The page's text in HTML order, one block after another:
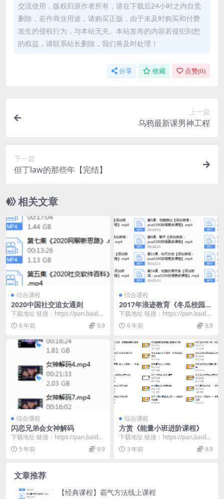
交流使用，版权归原作者所有，请在下载后24小时之内自觉
删除，若作商业用途，请购买正版，由于未及时购买和付费
发生的侵权行为，与本站无关。本站发布的内容若侵犯到您
的权益，请联系站长删除，我们将及时处理！
分享 收藏 点赞(0)
上一篇
乌鸦最新课男神工程
下一篇
但丁law的那些年【完结】
相关文章
综合课程
2020中国社交追女通则
下载地址 链接：https://pan.baidu.
com/s/1HEj7OpS...
6 年前 9.9
综合课程
2017年浪迹教育《冬瓜校园攻
略》
下载地址 链接：https://pan.baidu.
com/s/1bfC4yxa...
6 年前 9.9
综合课程
闪恋兄弟会女神解码
下载地址 链接：https://pan.baidu.
com/s/1_2b54pY...
5 年前 9.9
综合课程
方赏《能量小班进阶课程》
下载地址 链接：https://pan.baidu.
com/s/1VknSv4b...
3 年前 9.9
文章推荐
【经典课程】霸气方法线上课程